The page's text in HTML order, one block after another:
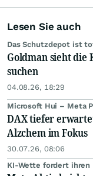
Lesen Sie auch
Das Schutzdepot ist
Goldman sieht die
suchen
04.08.26, 18:29
Microsoft Hui – Meta
DAX tiefer
Alzchem im Fokus
30.07.26, 08:06
KI-Wette fordert ihren